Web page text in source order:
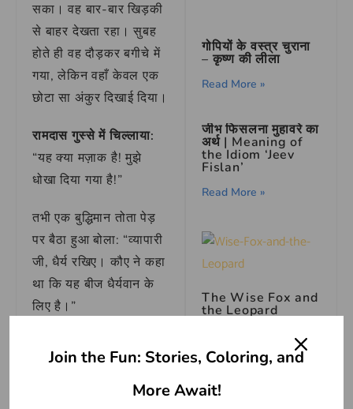
सका। वह बार-बार खिड़की
से बाहर देखता रहा। सुबह
होते ही वह दौड़कर बगीचे में
गया, लेकिन वहाँ केवल एक
छोटा सा अंकुर दिखाई दिया।
रामदास गुस्से में चिल्लाया:
“यह क्या मज़ाक है! मुझे
धोखा दिया गया है!”
तभी एक बुद्धिमान तोता पेड़
पर बैठा हुआ बोला: “व्यापारी
जी, धैर्य रखिए। कौए ने कहा
था कि यह बीज धैर्यवान के
लिए है।”
दे गया। वह रोज़ अंकुर को
खोदकर देखता कि कहीं नीचे
गोपियों के वस्त्र चुराना
– कृष्ण की लीला
Read More »
जीभ फिसलना मुहावरे का
अर्थ | Meaning of
the Idiom ‘Jeev
Fislan’
Read More »
The Wise Fox and
the Leopard
Join the Fun: Stories, Coloring, and
More Await!